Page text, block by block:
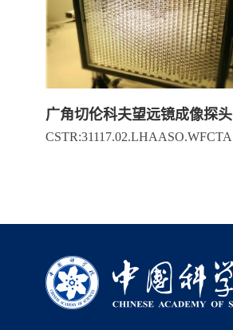
广角切伦科夫望远镜成像探头
CSTR:31117.02.LHAASO.WFCTA